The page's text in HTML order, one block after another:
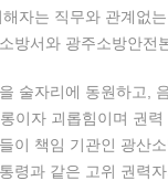
자는 직무와 관계없
방서와 광주소방안전
술자리에 동원하고,
이자 괴롭힘이며 권
이 책임 기관인 광산
령과 같은 고위 권력